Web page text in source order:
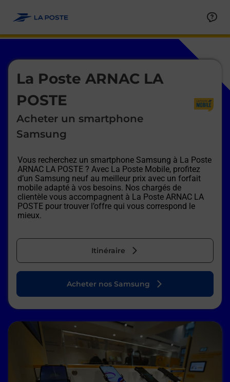
La Poste ARNAC LA
POSTE
Acheter un smartphone
Samsung
Vous recherchez un smartphone Samsung à La Poste
ARNAC LA POSTE ? Avec La Poste Mobile, profitez
d’un Samsung neuf au meilleur prix avec un forfait
mobile adapté à vos besoins. Nos chargés de
clientèle vous accompagnent à La Poste ARNAC LA
POSTE pour trouver l’offre qui vous correspond le
mieux.
Itinéraire
Le lien s'ouvre dans un nouvel onglet
Acheter nos Samsung